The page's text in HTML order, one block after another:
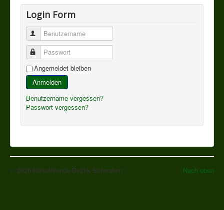
Login Form
Benutzername
Passwort
Angemeldet bleiben
Anmelden
Benutzername vergessen?
Passwort vergessen?
Nach oben
© 2026 Naturfreunde Bezirk Schwaben